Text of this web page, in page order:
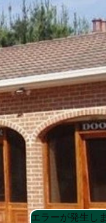
Product
Product
エラーが発生し